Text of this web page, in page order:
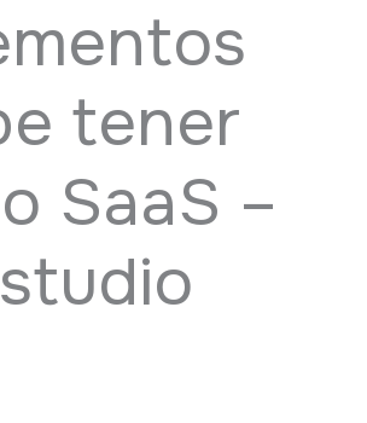
tener
SaaS –